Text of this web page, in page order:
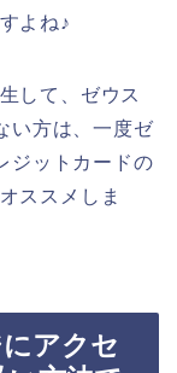
よね♪
して、ゼウス
い方は、一度ゼ
ジットカードの
ススメしま
アクセ